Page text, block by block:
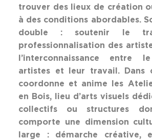
trouver des lieux de création
à des conditions abordables.
double : soutenir le
professionnalisation des
l’interconnaissance entre
artistes et leur travail. Dans
coordonne et anime les
en Bois, lieu d’arts visuels
collectifs ou structures
comporte une dimension
large : démarche créative,